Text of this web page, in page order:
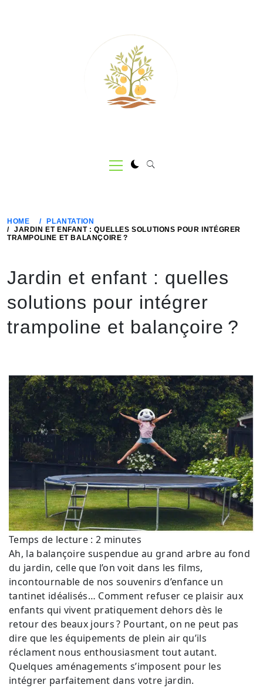
Primary
Menu
HOME
PLANTATION
JARDIN ET ENFANT : QUELLES SOLUTIONS POUR INTÉGRER
TRAMPOLINE ET BALANÇOIRE ?
Jardin et enfant : quelles
solutions pour intégrer
trampoline et balançoire ?
Temps de lecture :2 minutes
Ah, la balançoire suspendue au grand arbre au fond
du jardin, celle que l’on voit dans les films,
incontournable de nos souvenirs d’enfance un
tantinet idéalisés… Comment refuser ce plaisir aux
enfants qui vivent pratiquement dehors dès le
retour des beaux jours ? Pourtant, on ne peut pas
dire que les équipements de plein air qu’ils
réclament nous enthousiasment tout autant.
Quelques aménagements s’imposent pour les
intégrer parfaitement dans votre jardin.